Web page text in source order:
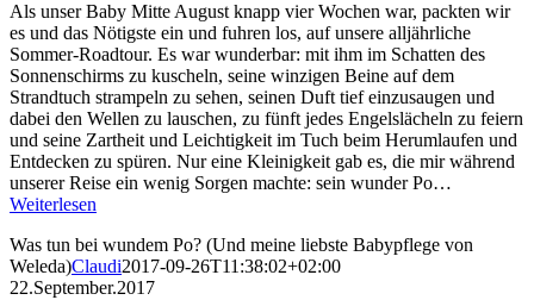
Als unser Baby Mitte August knapp vier Wochen war, packten wir
es und das Nötigste ein und fuhren los, auf unsere alljährliche
Sommer-Roadtour. Es war wunderbar: mit ihm im Schatten des
Sonnenschirms zu kuscheln, seine winzigen Beine auf dem
Strandtuch strampeln zu sehen, seinen Duft tief einzusaugen und
dabei den Wellen zu lauschen, zu fünft jedes Engelslächeln zu feiern
und seine Zartheit und Leichtigkeit im Tuch beim Herumlaufen und
Entdecken zu spüren. Nur eine Kleinigkeit gab es, die mir während
unserer Reise ein wenig Sorgen machte: sein wunder Po…
Weiterlesen
Was tun bei wundem Po? (Und meine liebste Babypflege von
Weleda)Claudi2017-09-26T11:38:02+02:00
22.September.2017